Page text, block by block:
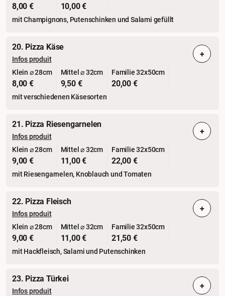
8,00 € 10,00 €
mit Champignons, Putenschinken und Salami gefüllt
20. Pizza Käse
Infos produit
Klein ⌀ 28cm
8,00 €
Mittel ⌀ 32cm
9,50 €
Familie 32x50cm
20,00 €
mit verschiedenen Käsesorten
+
21. Pizza Riesengarnelen
Infos produit
Klein ⌀ 28cm
9,00 €
Mittel ⌀ 32cm
11,00 €
Familie 32x50cm
22,00 €
mit Riesengarnelen, Knoblauch und Tomaten
+
22. Pizza Fleisch
Infos produit
Klein ⌀ 28cm
9,00 €
Mittel ⌀ 32cm
11,00 €
Familie 32x50cm
21,50 €
mit Hackfleisch, Salami und Putenschinken
+
23. Pizza Türkei
Infos produit
+